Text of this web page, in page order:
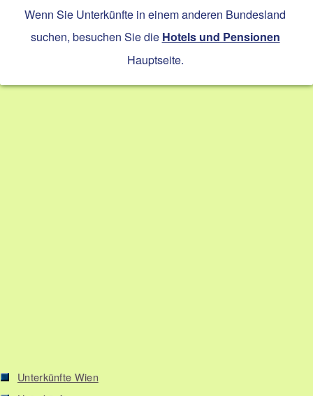
Wenn Sie Unterkünfte in einem anderen Bundesland
suchen, besuchen Sie die Hotels und Pensionen
Hauptseite.
Unterkünfte Wien